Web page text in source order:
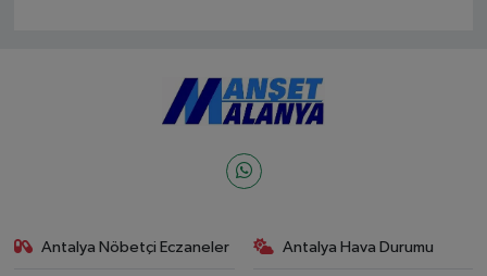
Antalya Nöbetçi Eczaneler Antalya Hava Durumu